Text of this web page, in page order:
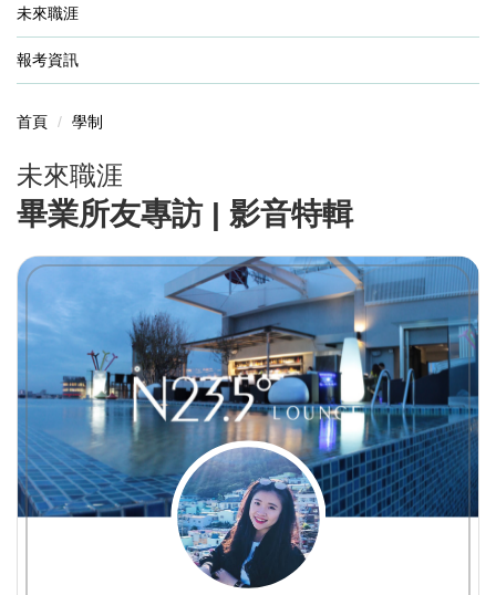
未來職涯
報考資訊
首頁 學制
未來職涯
畢業所友專訪 | 影音特輯